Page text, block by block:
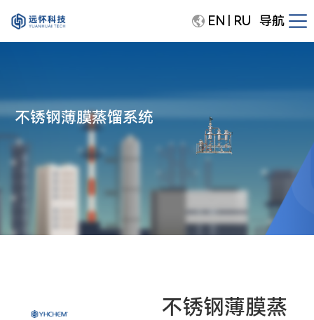
EN RU 导航
不锈钢薄膜蒸馏系统
不锈钢薄膜蒸